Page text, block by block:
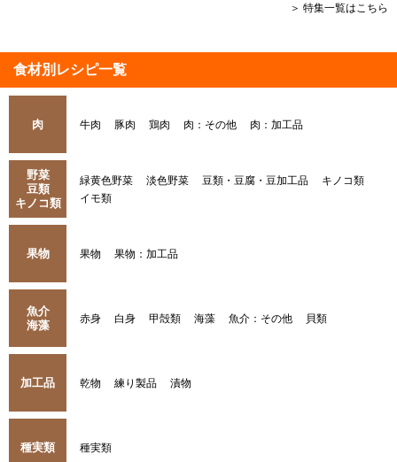
＞ 特集一覧はこちら
食材別レシピ一覧
肉 牛肉 豚肉 鶏肉 肉：その他 肉：加工品
野菜
豆類
キノコ類
緑黄色野菜 淡色野菜 豆類・豆腐・豆加工品
キノコ類
イモ類
果物 果物 果物：加工品
魚介
海藻
赤身 白身 甲殻類 海藻 魚介：その他 貝類
加工品 乾物 練り製品 漬物
種実類 種実類